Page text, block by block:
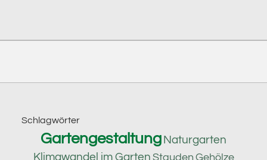
Footer
Schlagwörter
Gartengestaltung Naturgarten
Klimawandel im Garten Stauden Gehölze